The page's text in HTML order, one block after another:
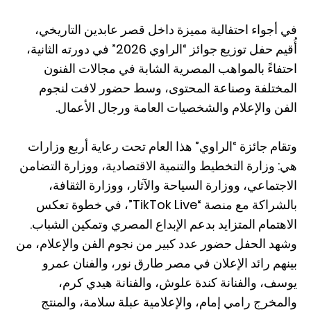
في أجواء احتفالية مميزة داخل قصر عابدين التاريخي،
أُقيم حفل توزيع جوائز “الراوي 2026” في دورته الثانية،
احتفاءً بالمواهب المصرية الشابة في مجالات الفنون
المختلفة وصناعة المحتوى، وسط حضور لافت لنجوم
الفن والإعلام والشخصيات العامة ورجال الأعمال.
وتقام جائزة “الراوي” هذا العام تحت رعاية أربع وزارات
هي: وزارة التخطيط والتنمية الاقتصادية، ووزارة التضامن
الاجتماعي، ووزارة السياحة والآثار، ووزارة الثقافة،
بالشراكة مع منصة “TikTok Live”، في خطوة تعكس
الاهتمام المتزايد بدعم الإبداع المصري وتمكين الشباب.
وشهد الحفل حضور عدد كبير من نجوم الفن والإعلام، من
بينهم رائد الإعلان في مصر طارق نور، والفنان عمرو
يوسف، والفنانة كندة علوش، والفنانة هيدي كرم،
والمخرج رامي إمام، والإعلامية عبلة سلامة، والمنتج